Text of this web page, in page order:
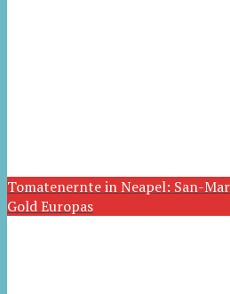
Tomatenernte in Neapel: San-
Gold Europas